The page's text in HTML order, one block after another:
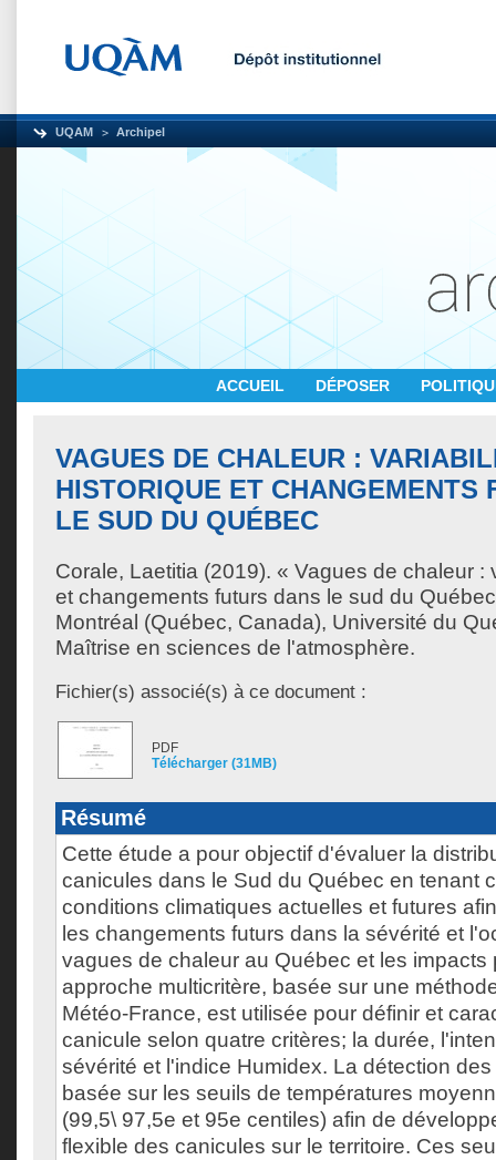
UQAM Archipel
ACCUEIL DÉPOSER
VAGUES DE CHALEUR :
HISTORIQUE ET CHANGEMENTS
LE SUD DU QUÉBEC
Corale, Laetitia (2019). « Vagues de chaleur :
et changements futurs dans le sud du
Montréal (Québec, Canada), Université du
Maîtrise en sciences de l'atmosphère.
Fichier(s) associé(s) à ce document :
PDF
Télécharger (31MB)
Résumé
Cette étude a pour objectif d'évaluer la
canicules dans le Sud du Québec en tenant
conditions climatiques actuelles et futures
les changements futurs dans la sévérité et
vagues de chaleur au Québec et les impacts
approche multicritère, basée sur une
Météo-France, est utilisée pour définir et
canicule selon quatre critères; la durée,
sévérité et l'indice Humidex. La détection
basée sur les seuils de températures
(99,5\ 97,5e et 95e centiles) afin de
flexible des canicules sur le territoire. Ces